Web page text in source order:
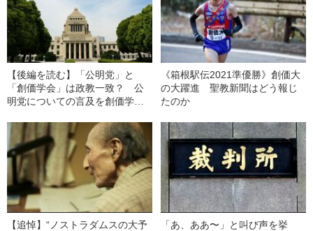
【後編を読む】「公明党」と
「創価学会」は政教一致？ 公
明党についての言及を創価学会
《箱根駅伝2021準優勝》創価大
の大躍進 聖教新聞はどう報じ
たのか
【追悼】“ノストラダムスの大予
「あ、ああ〜」と叫び声を挙